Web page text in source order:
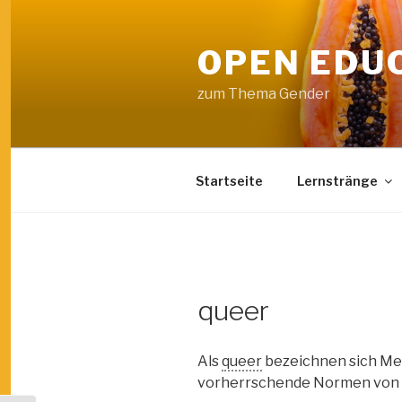
OPEN
zum Thema Gender
Startseite Lernstränge
queer
Alsqueer bezeichnen sich
vorherrschende Normen von